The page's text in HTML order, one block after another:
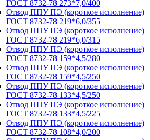
ГОСТ 8732-78 273*7,0/400
Отвод ППУ ПЭ (короткое исполнение)
ГОСТ 8732-78 219*6,0/355
Отвод ППУ ПЭ (короткое исполнение)
ГОСТ 8732-78 219*6,0/315
Отвод ППУ ПЭ (короткое исполнение)
ГОСТ 8732-78 159*4,5/280
Отвод ППУ ПЭ (короткое исполнение)
ГОСТ 8732-78 159*4,5/250
Отвод ППУ ПЭ (короткое исполнение)
ГОСТ 8732-78 133*4,5/250
Отвод ППУ ПЭ (короткое исполнение)
ГОСТ 8732-78 133*4,5/225
Отвод ППУ ПЭ (короткое исполнение)
ГОСТ 8732-78 108*4,0/200